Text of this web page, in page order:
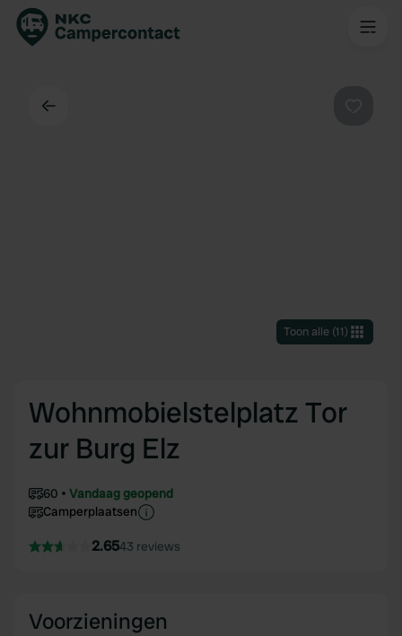
Toon alle(11)
Wohnmobielstelplatz Tor
zur Burg Elz
60
Vandaag geopend
Camperplaatsen
2.6543 reviews
Voorzieningen